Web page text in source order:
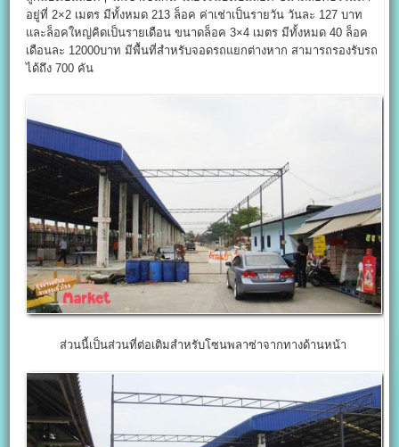
อยู่ที่ 2×2 เมตร มีทั้งหมด 213 ล็อค ค่าเช่าเป็นรายวัน วันละ 127 บาท
และล็อคใหญ่คิดเป็นรายเดือน ขนาดล็อค 3×4 เมตร มีทั้งหมด 40 ล็อค
เดือนละ 12000บาท มีพื้นที่สำหรับจอดรถแยกต่างหาก สามารถรองรับรถ
ได้ถึง 700 คัน
ส่วนนี้เป็นส่วนที่ต่อเติมสำหรับโซนพลาซ่าจากทางด้านหน้า